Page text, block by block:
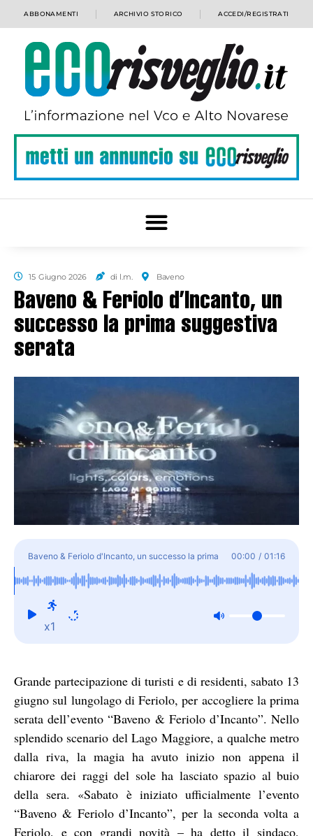
ABBONAMENTI ARCHIVIO STORICO ACCEDI/REGISTRATI
15 Giugno 2026 di l.m. Baveno
Baveno & Feriolo d’Incanto, un
successo la prima suggestiva
serata
Baveno & Feriolo d'Incanto, un successo la prima
suggestiva serata
00:00 / 01:16
x1
Grande partecipazione di turisti e di residenti, sabato 13
giugno sul lungolago di Feriolo, per accogliere la prima
serata dell’evento “Baveno & Feriolo d’Incanto”. Nello
splendido scenario del Lago Maggiore, a qualche metro
dalla riva, la magia ha avuto inizio non appena il
chiarore dei raggi del sole ha lasciato spazio al buio
della sera. «Sabato è iniziato ufficialmente l’evento
“Baveno & Feriolo d’Incanto”, per la seconda volta a
Feriolo, e con grandi novità – ha detto il sindaco,